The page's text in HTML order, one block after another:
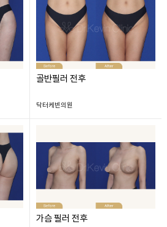
골반필러 전후
닥터케빈의원
가슴 필러 전후